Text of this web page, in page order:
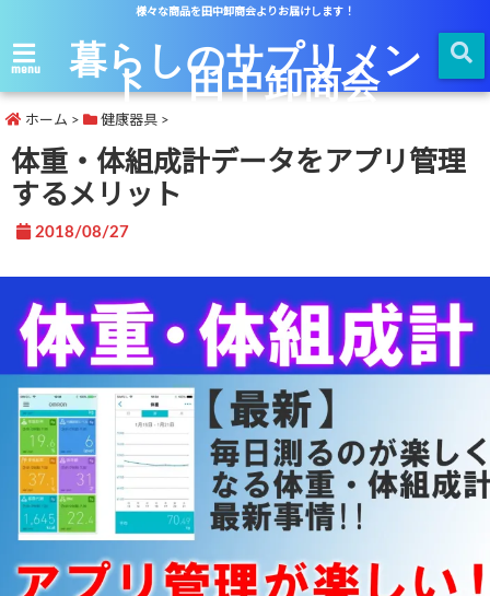
様々な商品を田中卸商会よりお届けします！
menu 暮らしのサプリメン
ト 田中卸商会
ホーム > 健康器具 >
体重・体組成計データをアプリ管理
するメリット
2018/08/27